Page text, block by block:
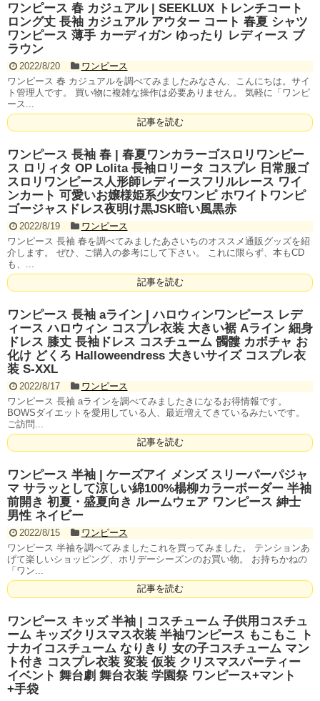
ワンピース 春 カジュアル | SEEKLUX トレンチコート
ロング丈 長袖 カジュアル アウター コート 春夏 シャツ
ワンピース 薄手 カーディガン ゆったり レディース ブ
ラウン
2022/8/20
ワンピース
ワンピース 春 カジュアルを調べてみましたみなさん、こんにちは。サイ
ト管理人です。 買い物に複雑な操作は必要ありません。 気軽に「ワンピ
ース...
記事を読む
ワンピース 長袖 春 | 春夏ワンカラーゴスロリワンピー
ス ロリィタ OP Lolita 長袖ロリータ コスプレ 日常服ゴ
スロリワンピース人形師レディースフリルレース ワイ
ンカート 可愛いお嬢様姫系少女ワンピ ホワイトワンピ
ゴージャスドレス夜明け黒JSK暗い風黒赤
2022/8/19
ワンピース
ワンピース 長袖 春を調べてみましたあさいちのオススメ通販グッズを紹
介します。 ぜひ、ご購入の参考にして下さい。 これに限らず、本もCD
も、...
記事を読む
ワンピース 長袖 aライン | ハロウィンワンピース レデ
ィース ハロウィン コスプレ衣装 大きい裾 Aライン 細身
ドレス 膝丈 長袖ドレス コスチューム 髑髏 カボチャ お
化け どくろ Halloweendress 大きいサイズ コスプレ衣
装 S-XXL
2022/8/17
ワンピース
ワンピース 長袖 aラインを調べてみましたきになるお得情報です。
BOWSダイエットを愛用している人、最近増えてきているみたいです。
ご訪問...
記事を読む
ワンピース 半袖 | ケーズアイ メンズ スリーパーパジャ
マ サラッとして涼しい綿100%楊柳カラーボーダー 半袖
前開き 初夏・盛夏向き ルームウェア ワンピース 紳士
男性 ネイビー
2022/8/15
ワンピース
ワンピース 半袖を調べてみましたこれを買ってみました。 テンションあ
げて楽しいショッピング、ホリデーシーズンのお買い物。 お持ちかねの
「ワン...
記事を読む
ワンピース キッズ 半袖 | コスチューム 子供用コスチュ
ーム キッズクリスマス衣装 半袖ワンピース もこもこ ト
ナカイコスチューム なりきり 女の子コスチューム マン
ト付き コスプレ衣装 変装 仮装 クリスマスパーティー
イベント 舞台劇 舞台衣装 学園祭 ワンピース+マント
+手袋